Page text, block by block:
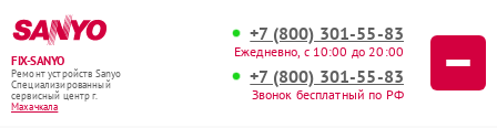
FIX-SANYO
Ремонт устройств Sanyo
Специализированный
cервисный центр г.
Махачкала
+7 (800) 301-55-83
Ежедневно, с 10:00 до 20:00
+7 (800) 301-55-83
Звонок бесплатный по РФ